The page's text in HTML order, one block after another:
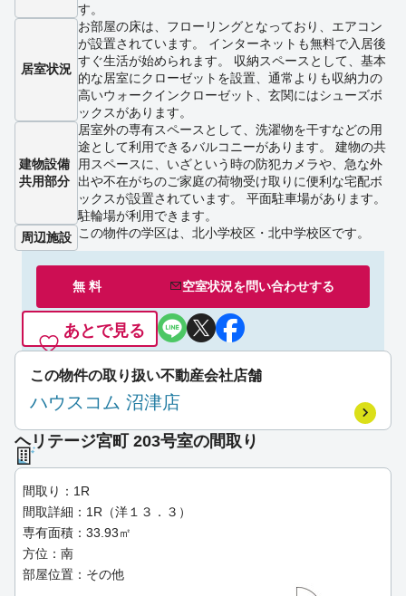
す。
居室状況
お部屋の床は、フローリングとなっており、エアコン
が設置されています。 インターネットも無料で入居後
すぐ生活が始められます。 収納スペースとして、基本
的な居室にクローゼットを設置、通常よりも収納力の
高いウォークインクローゼット、玄関にはシューズボ
ックスがあります。
建物設備
共用部分
居室外の専有スペースとして、洗濯物を干すなどの用
途として利用できるバルコニーがあります。 建物の共
用スペースに、いざという時の防犯カメラや、急な外
出や不在がちのご家庭の荷物受け取りに便利な宅配ボ
ックスが設置されています。 平面駐車場があります。
駐輪場が利用できます。
周辺施設 この物件の学区は、北小学校区・北中学校区です。
無 料 空室状況を問い合わせする
あとで見る
この物件の取り扱い不動産会社店舗
ハウスコム 沼津店
ヘリテージ宮町 203号室の間取り
間取り：1R
間取詳細：1R（洋１３．３）
専有面積：33.93㎡
方位：南
部屋位置：その他